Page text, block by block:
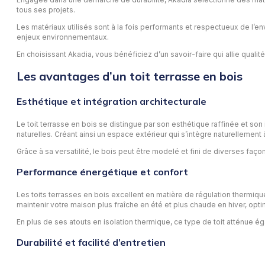
tous ses projets.
Les matériaux utilisés sont à la fois performants et respectueux de
enjeux environnementaux.
En choisissant Akadia, vous bénéficiez d’un savoir-faire qui allie
Les avantages d’un toit terrasse en bois
Esthétique et intégration architecturale
Le toit terrasse en bois se distingue par son esthétique raffinée et
naturelles. Créant ainsi un espace extérieur qui s’intègre naturellement
Grâce à sa versatilité, le bois peut être modelé et fini de diverses
Performance énergétique et confort
Les toits terrasses en bois excellent en matière de régulation
maintenir votre maison plus fraîche en été et plus chaude en hiver,
En plus de ses atouts en isolation thermique, ce type de toit atténue
Durabilité et facilité d’entretien